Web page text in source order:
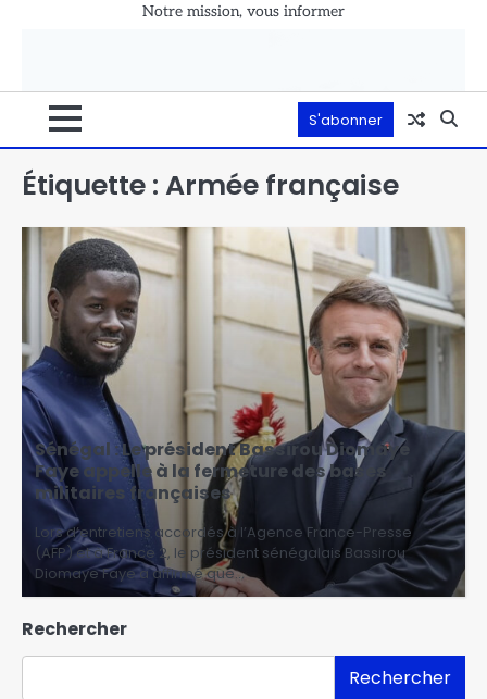
Notre mission, vous informer
S'abonner
Étiquette :Armée française
Sénégal : Le président Bassirou Diomaye
Faye appelle à la fermeture des bases
militaires françaises
Lors d’entretiens accordés à l’Agence France-Presse
(AFP) et à France 2, le président sénégalais Bassirou
Diomaye Faye a affirmé que…
Rechercher
Rechercher